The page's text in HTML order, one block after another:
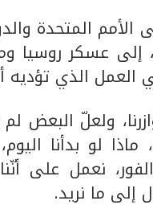
الأمم المتحدة
عسكر روسيا
الذي تؤديه
ولعلّ البعض
لو بدأنا
نعمل على
إلى ما نريد.